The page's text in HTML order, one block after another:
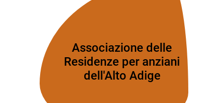
Associazione delle
Residenze per anziani
dell'Alto Adige